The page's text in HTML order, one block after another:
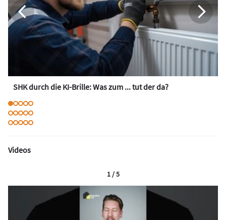
SHK durch die KI-Brille: Was zum ... tut der da?
Videos
1 / 5